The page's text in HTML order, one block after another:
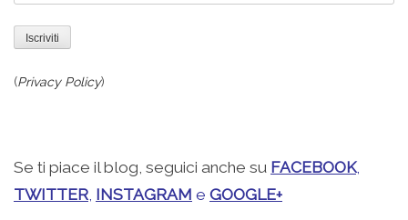
(Privacy Policy)
Se ti piace il blog, seguici anche su FACEBOOK,
TWITTER, INSTAGRAM e GOOGLE+